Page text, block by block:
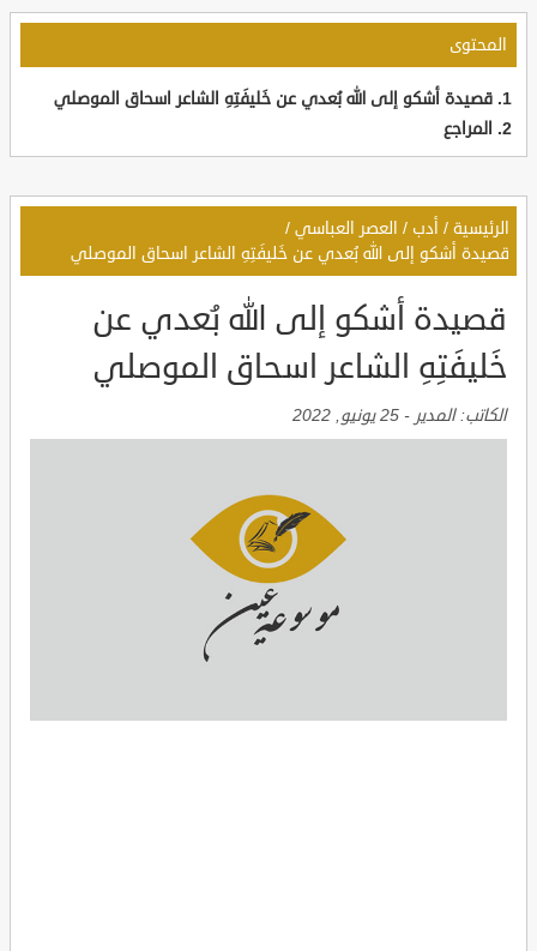
المحتوى
قصيدة أشكو إلى الله بُعدي عن خَليفَتِهِ الشاعر اسحاق الموصلي
المراجع
الرئيسية / أدب / العصر العباسي /
قصيدة أشكو إلى الله بُعدي عن خَليفَتِهِ الشاعر اسحاق الموصلي
قصيدة أشكو إلى الله بُعدي عن
خَليفَتِهِ الشاعر اسحاق الموصلي
الكاتب:المدير - 25 يونيو, 2022